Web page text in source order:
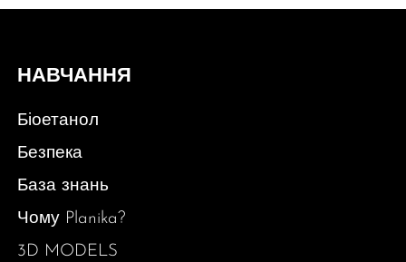
НАВЧАННЯ
Біоетанол
Безпека
База знань
Чому Planika?
3D MODELS